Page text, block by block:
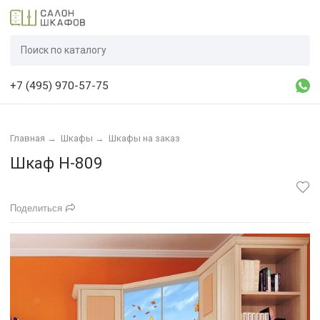
+7 (495) 970-57-75
Главная → Шкафы → Шкафы на заказ
Шкаф Н-809
Поделиться